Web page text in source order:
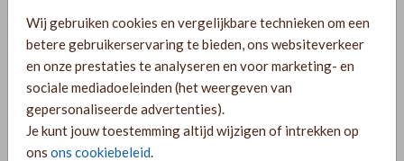
Wij gebruiken cookies en vergelijkbare technieken om een
betere gebruikerservaring te bieden, ons websiteverkeer
en onze prestaties te analyseren en voor marketing- en
sociale mediadoeleinden (het weergeven van
gepersonaliseerde advertenties).
Je kunt jouw toestemming altijd wijzigen of intrekken op
ons ons cookiebeleid